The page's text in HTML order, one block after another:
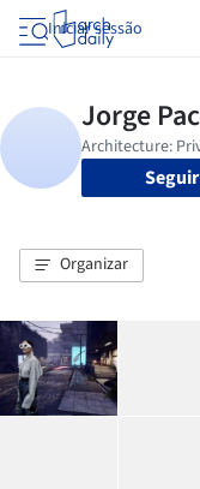
Iniciar sessão
Seguir
Organizar